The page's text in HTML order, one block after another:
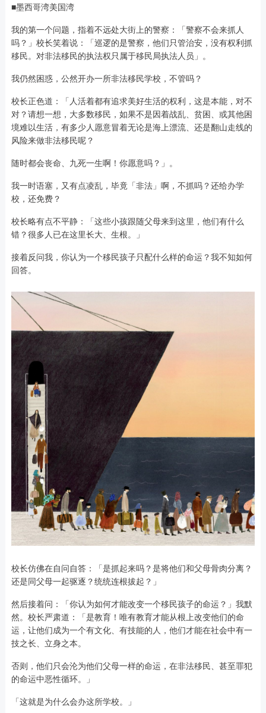
■墨西哥湾美国湾
我的第一个问题，指着不远处大街上的警察：「警察不会来抓人
吗？」校长笑着说：「巡逻的是警察，他们只管治安，没有权利抓
移民。对非法移民的执法权只属于移民局执法人员」。
我仍然困惑，公然开办一所非法移民学校，不管吗？
校长正色道：「人活着都有追求美好生活的权利，这是本能，对不
对？请想一想，大多数移民，如果不是因着战乱、贫困、或其他困
境难以生活，有多少人愿意冒着无论是海上漂流、还是翻山走线的
风险来做非法移民呢？
随时都会丧命、九死一生啊！你愿意吗？」。
我一时语塞，又有点凌乱，毕竟「非法」啊，不抓吗？还给办学
校，还免费？
校长略有点不平静：「这些小孩跟随父母来到这里，他们有什么
错？很多人已在这里长大、生根。」
接着反问我，你认为一个移民孩子只配什么样的命运？我不知如何
回答。
校长仿佛在自问自答：「是抓起来吗？是将他们和父母骨肉分离？
还是同父母一起驱逐？统统连根拔起？」
然后接着问：「你认为如何才能改变一个移民孩子的命运？」我默
然。校长严肃道：「是教育！唯有教育才能从根上改变他们的命
运，让他们成为一个有文化、有技能的人，他们才能在社会中有一
技之长、立身之本。
否则，他们只会沦为他们父母一样的命运，在非法移民、甚至罪犯
的命运中恶性循环。」
「这就是为什么会办这所学校。」